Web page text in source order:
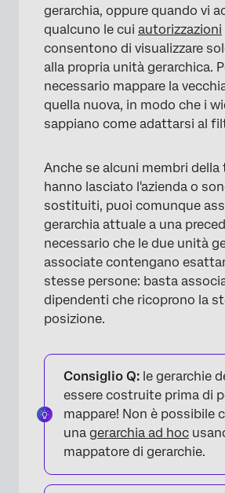
gerarchia, oppure quando vi
qualcuno le cui autorizzazioni
consentono di visualizzare
alla propria unità gerarchica.
necessario mappare la
quella nuova, in modo che i
sappiano come adattarsi al
Anche se alcuni membri della
hanno lasciato l'azienda o
sostituiti, puoi comunque
gerarchia attuale a una
necessario che le due unità
associate contengano
stesse persone: basta
dipendenti che ricoprono la
posizione.
Consiglio Q: le gerarchie
essere costruite prima di
mappare! Non è possibile
una gerarchia ad hoc
mappatore di gerarchie.